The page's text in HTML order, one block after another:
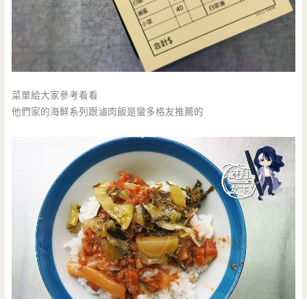
菜單給大家參考看看
他們家的海鮮系列跟滷肉飯是蠻多格友推薦的